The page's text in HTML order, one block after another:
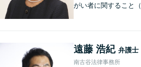
がい者に関すること（
い。
遠藤 浩紀 弁護士
南古谷法律事務所